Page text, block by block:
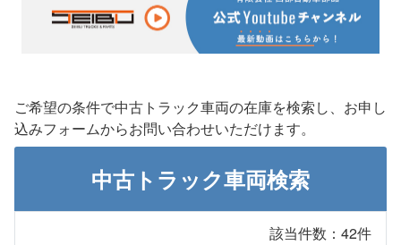
ご希望の条件で中古トラック車両の在庫を検索し、お申し
込みフォームからお問い合わせいただけます。
中古トラック車両検索
該当件数： 42件